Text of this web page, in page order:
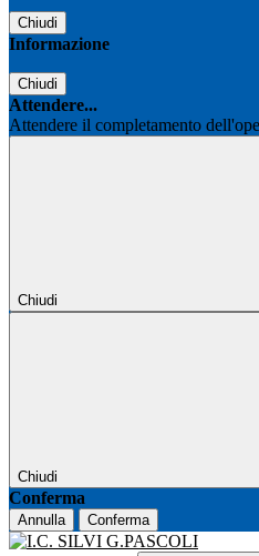
Chiudi
Informazione
Chiudi
Attendere...
Attendere il completamento
Chiudi
Chiudi
Conferma
Annulla Conferma